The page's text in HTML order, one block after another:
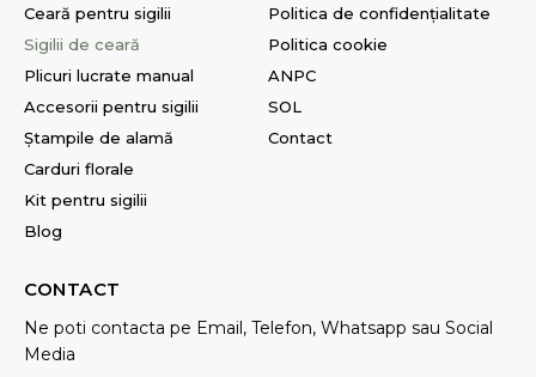
Ceară pentru sigilii
Sigilii de ceară
Plicuri lucrate manual
Accesorii pentru sigilii
Ștampile de alamă
Carduri florale
Kit pentru sigilii
Blog
Politica de confidențialitate
Politica cookie
ANPC
SOL
Contact
CONTACT
Ne poti contacta pe Email, Telefon, Whatsapp sau Social
Media